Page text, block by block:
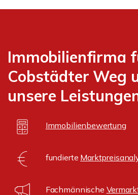
Immobilienfirma
Cobstädter Weg
unsere
Immobilienbewertung
fundierte
Fachmännische